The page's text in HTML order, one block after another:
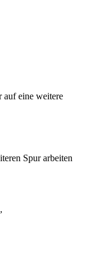
auf eine weitere
Spur arbeiten